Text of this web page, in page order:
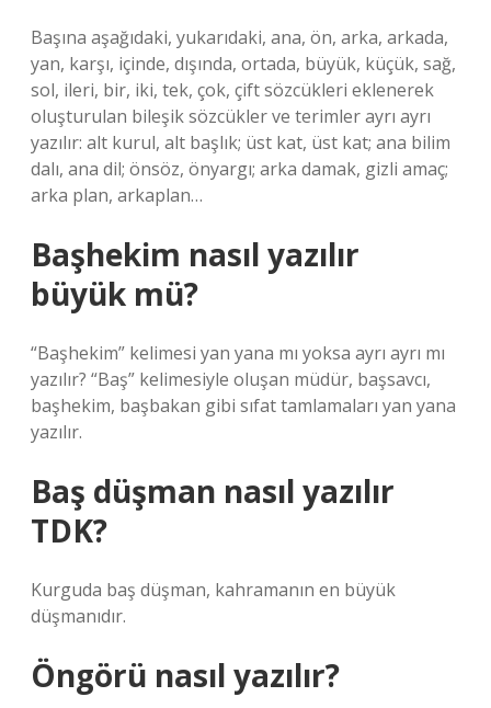
Başına aşağıdaki, yukarıdaki, ana, ön, arka, arkada,
yan, karşı, içinde, dışında, ortada, büyük, küçük, sağ,
sol, ileri, bir, iki, tek, çok, çift sözcükleri eklenerek
oluşturulan bileşik sözcükler ve terimler ayrı ayrı
yazılır: alt kurul, alt başlık; üst kat, üst kat; ana bilim
dalı, ana dil; önsöz, önyargı; arka damak, gizli amaç;
arka plan, arkaplan…
Başhekim nasıl yazılır
büyük mü?
“Başhekim” kelimesi yan yana mı yoksa ayrı ayrı mı
yazılır? “Baş” kelimesiyle oluşan müdür, başsavcı,
başhekim, başbakan gibi sıfat tamlamaları yan yana
yazılır.
Baş düşman nasıl yazılır
TDK?
Kurguda baş düşman, kahramanın en büyük
düşmanıdır.
Öngörü nasıl yazılır?